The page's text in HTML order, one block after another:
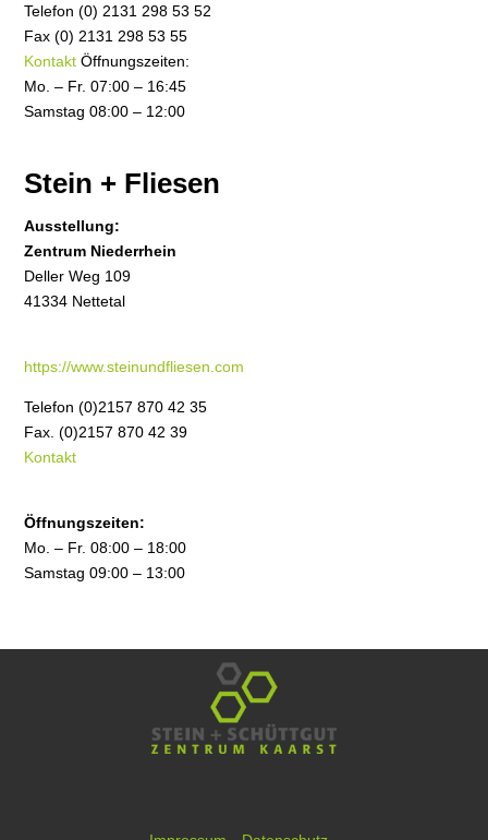
Telefon (0) 2131 298 53 52
Fax (0) 2131 298 53 55
Kontakt Öffnungszeiten:
Mo. – Fr. 07:00 – 16:45
Samstag 08:00 – 12:00
Stein + Fliesen
Ausstellung:
Zentrum Niederrhein
Deller Weg 109
41334 Nettetal
https://www.steinundfliesen.com
Telefon (0)2157 870 42 35
Fax. (0)2157 870 42 39
Kontakt
Öffnungszeiten:
Mo. – Fr. 08:00 – 18:00
Samstag 09:00 – 13:00